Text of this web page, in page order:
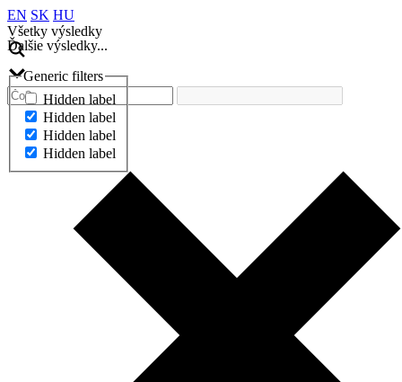
EN SK HU
Všetky výsledky
Ďalšie výsledky...
Generic filters
Hidden label
Hidden label
Hidden label
Hidden label
Ďalšie výsledky...